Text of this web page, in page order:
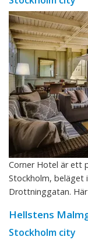
Corner Hotel är ett
Stockholm, beläget
Drottninggatan.
Hellstens
Stockholm city